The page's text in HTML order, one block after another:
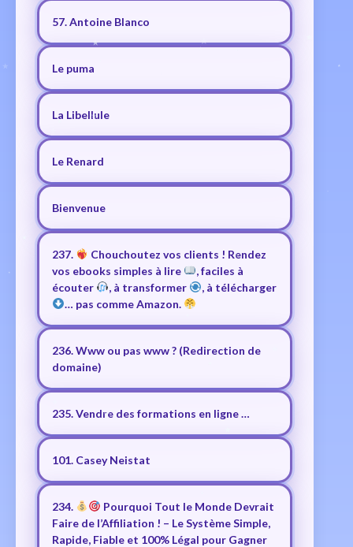
57. Antoine Blanco
Le puma
La Libellule
Le Renard
Bienvenue
237.
Chouchoutez vos clients ! Rendez
vos ebooks simples à lire
, faciles à
écouter
, à transformer
, à télécharger
… pas comme Amazon.
236. Www ou pas www ? (Redirection de
domaine)
235. Vendre des formations en ligne …
101. Casey Neistat
234.
Pourquoi Tout le Monde Devrait
Faire de l’Affiliation ! – Le Système Simple,
Rapide, Fiable et 100% Légal pour Gagner